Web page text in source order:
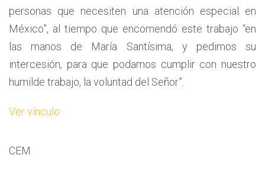
personas que necesiten una atención especial en
México”, al tiempo que encomendó este trabajo “en
las manos de María Santísima, y pedimos su
intercesión, para que podamos cumplir con nuestro
humilde trabajo, la voluntad del Señor”.
Ver vínculo
CEM